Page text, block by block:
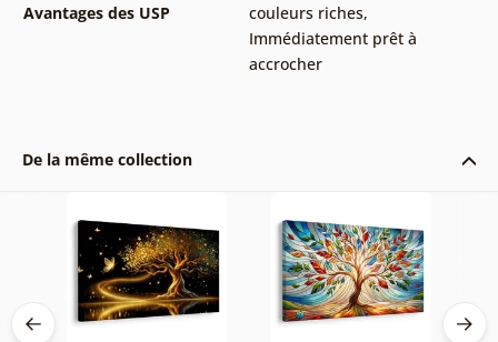
Avantages des USP
couleurs riches,
Immédiatement prêt à
accrocher
De la même collection